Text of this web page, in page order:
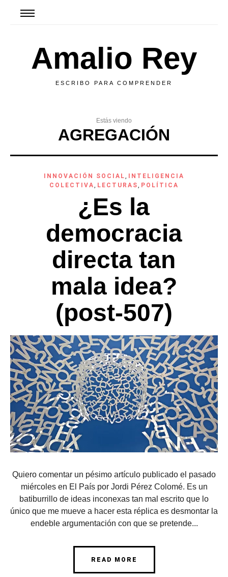
Amalio Rey
ESCRIBO PARA COMPRENDER
Estás viendo
AGREGACIÓN
INNOVACIÓN SOCIAL,
INTELIGENCIA
COLECTIVA, LECTURAS, POLÍTICA
¿Es la
democracia
directa tan
mala idea?
(post-507)
Quiero comentar un pésimo artículo publicado el pasado
miércoles en El País por Jordi Pérez Colomé. Es un
batiburrillo de ideas inconexas tan mal escrito que lo
único que me mueve a hacer esta réplica es desmontar la
endeble argumentación con que se pretende...
READ MORE